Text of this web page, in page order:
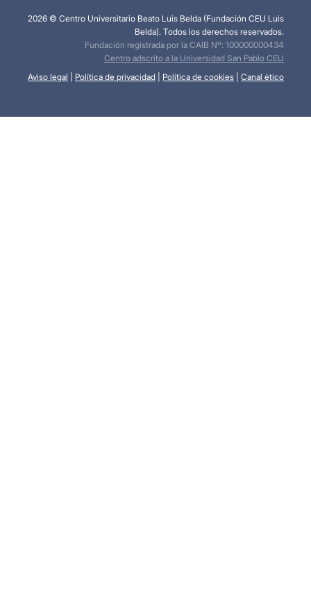
2026 © Centro Universitario Beato Luis Belda (Fundación CEU Luis
Belda). Todos los derechos reservados.
Fundación registrada por la CAIB Nº: 100000000434
Centro adscrito a la Universidad San Pablo CEU
Aviso legal
Política de privacidad Política de cookies Canal ético